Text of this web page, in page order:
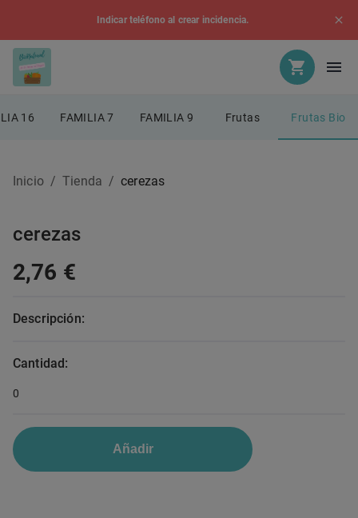
Indicar teléfono al crear incidencia.
16 FAMILIA 7 FAMILIA 9 Frutas Frutas Bio
Inicio / Tienda / cerezas
cerezas
2,76 €
Descripción:
Cantidad:
0
Añadir